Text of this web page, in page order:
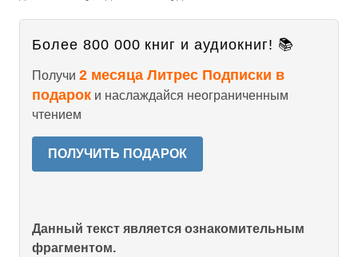
Более 800 000 книг и аудиокниг! 📚
Получи 2 месяца Литрес Подписки в
подарок и наслаждайся неограниченным
чтением
ПОЛУЧИТЬ ПОДАРОК
Данный текст является ознакомительным
фрагментом.